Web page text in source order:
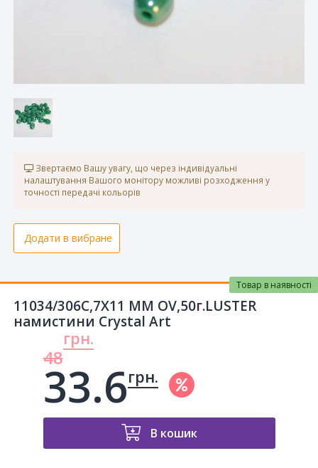
Звертаємо Вашу увагу, що через індивідуальні
налаштування Вашого монітору можливі розходження у
точності передачі кольорів
Додати в вибране
11034/306C,7X11 MM OV,50г.LUSTER
намистини Crystal Art
Товар в наявності
48
грн.
33.6грн.
В кошик